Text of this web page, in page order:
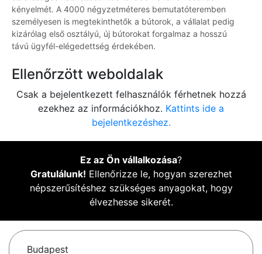
kényelmét. A 4000 négyzetméteres bemutatóteremben
személyesen is megtekinthetők a bútorok, a vállalat pedig
kizárólag első osztályú, új bútorokat forgalmaz a hosszú
távú ügyfél-elégedettség érdekében.
Ellenőrzött weboldalak
Csak a bejelentkezett felhasználók férhetnek hozzá
ezekhez az információkhoz. Kattints ide a
bejelentkezéshez.
Ez az Ön vállalkozása?
Gratulálunk! Ellenőrizze le, hogyan szerezhet
népszerűsítéshez szükséges anyagokat, hogy
élvezhesse sikerét.
Budapest